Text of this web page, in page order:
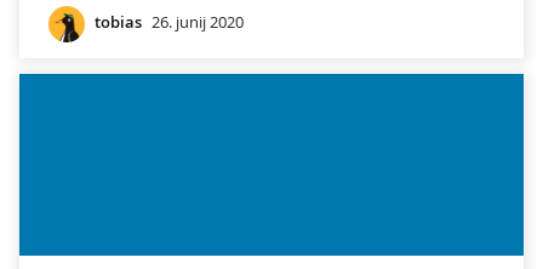
tobias 26. junij 2020